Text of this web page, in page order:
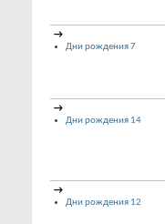
→
Дни рождения 7
→
Дни рождения 14
→
Дни рождения 12